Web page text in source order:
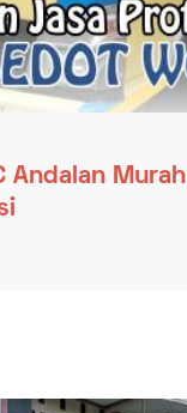
Andalan Murah